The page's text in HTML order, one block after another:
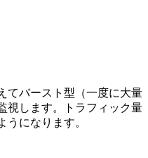
てバースト型（一度に大量
視します。トラフィック量
になります。